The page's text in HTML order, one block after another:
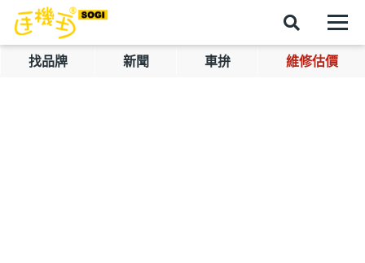
找品牌 新聞 車拚 維修估價